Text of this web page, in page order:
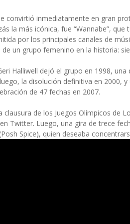
convirtió inmediatamente en gran
la más icónica, fue “Wannabe”, que
por los principales canales de
un grupo femenino en la historia:
Halliwell dejó el grupo en 1998, una
la disolución definitiva en 2000,
de 47 fechas en 2007.
de los Juegos Olímpicos de
Twitter. Luego, una gira de trece
Spice), quien deseaba